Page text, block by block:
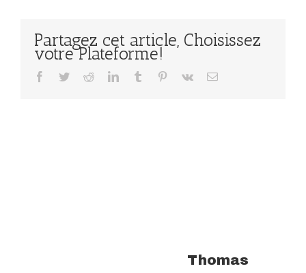
Partagez cet article, Choisissez
votre Plateforme!
Facebook
TwitterRedditLinkedInTumblr Pinterest
Vk Email
Thomas